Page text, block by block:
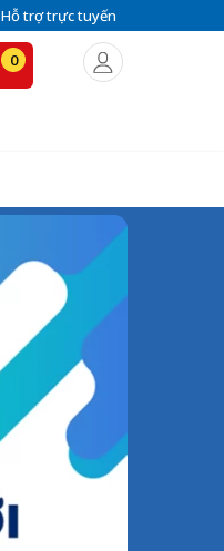
Hỗ trợ trực tuyến
0